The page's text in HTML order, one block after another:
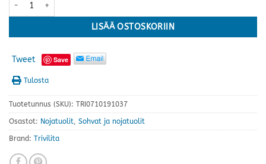
LISÄÄ OSTOSKORIIN
Tweet Save
Tulosta
Tuotetunnus (SKU): TRI0710191037
Osastot: Nojatuolit Sohvat ja nojatuolit
Brand: Trivilita